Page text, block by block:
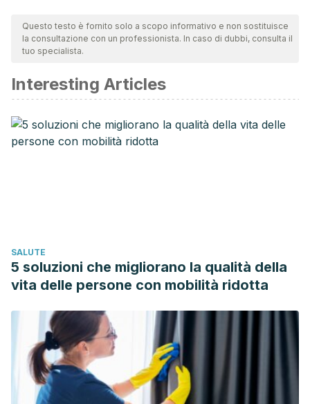
Questo testo è fornito solo a scopo informativo e non sostituisce
la consultazione con un professionista. In caso di dubbi, consulta il
tuo specialista.
Interesting Articles
SALUTE
5 soluzioni che migliorano la qualità della
vita delle persone con mobilità ridotta